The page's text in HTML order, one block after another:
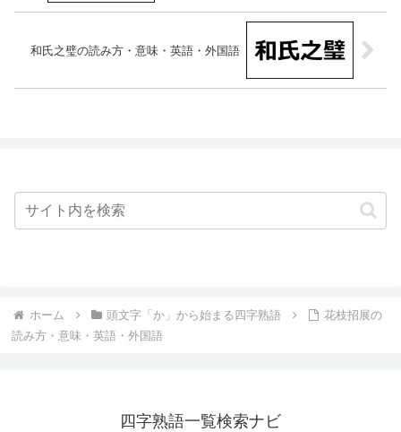
和氏之璧の読み方・意味・英語・外国語
ホーム 頭文字「か」から始まる四字熟語
花枝招展の
読み方・意味・英語・外国語
四字熟語一覧検索ナビ